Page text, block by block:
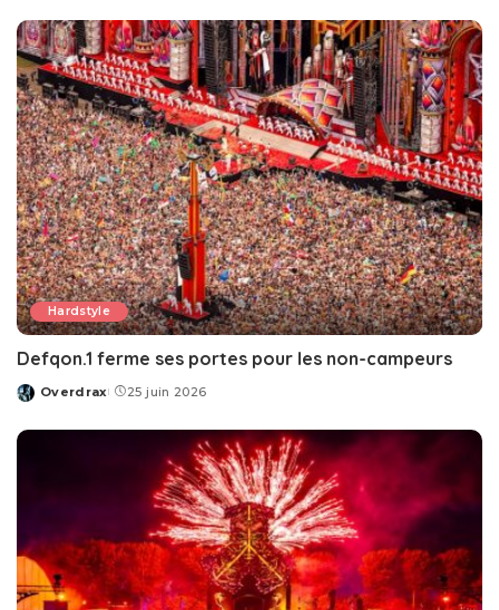
Hardstyle
Defqon.1 ferme ses portes pour les non-campeurs
Posted
Overdrax 25 juin 2026